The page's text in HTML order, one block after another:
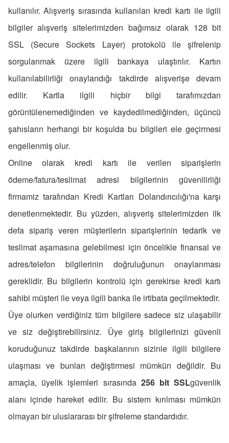
kullanılır. Alışveriş sırasında kullanılan kredi kartı ile ilgili
bilgiler alışveriş sitelerimizden bağımsız olarak 128 bit
SSL (Secure Sockets Layer) protokolü ile şifrelenip
sorgulanmak üzere ilgili bankaya ulaştırılır. Kartın
kullanılabilirliği onaylandığı takdirde alışverişe devam
edilir. Kartla ilgili hiçbir bilgi tarafımızdan
görüntülenemediğinden ve kaydedilmediğinden, üçüncü
şahısların herhangi bir koşulda bu bilgileri ele geçirmesi
engellenmiş olur.
Online olarak kredi kartı ile verilen siparişlerin
ödeme/fatura/teslimat adresi bilgilerinin güvenilirliği
firmamiz tarafından Kredi Kartları Dolandırıcılığı'na karşı
denetlenmektedir. Bu yüzden, alışveriş sitelerimizden ilk
defa sipariş veren müşterilerin siparişlerinin tedarik ve
teslimat aşamasına gelebilmesi için öncelikle finansal ve
adres/telefon bilgilerinin doğruluğunun onaylanması
gereklidir. Bu bilgilerin kontrolü için gerekirse kredi kartı
sahibi müşteri ile veya ilgili banka ile irtibata geçilmektedir.
Üye olurken verdiğiniz tüm bilgilere sadece siz ulaşabilir
ve siz değiştirebilirsiniz. Üye giriş bilgilerinizi güvenli
koruduğunuz takdirde başkalarının sizinle ilgili bilgilere
ulaşması ve bunları değiştirmesi mümkün değildir. Bu
amaçla, üyelik işlemleri sırasında 256 bit SSLgüvenlik
alanı içinde hareket edilir. Bu sistem kırılması mümkün
olmayan bir uluslararası bir şifreleme standardıdır.